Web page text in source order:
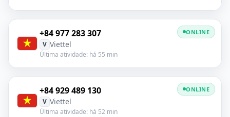
+84 977 283 307
V Viettel
Última atividade: há 55 min
ONLINE
+84 929 489 130
V Viettel
Última atividade: há 52 min
ONLINE